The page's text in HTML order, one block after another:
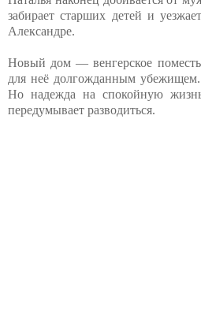
забирает старших детей и
Александре.
Новый дом — венгерское
для неё долгожданным
Но надежда на спокойную
передумывает разводиться.